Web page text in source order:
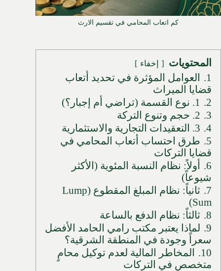
كم اتعاب المحامي في تقسيم الارث
المحتويات إخفاء
1.
العوامل المؤثرة في تحديد أتعاب
قضايا الميراث
2.
1. نوع القسمة (تراضي أم إجبار؟)
3.
2. حجم وتنوع التركة
4. 3. التعقيدات التجارية والاستثمارية
5.
طرق احتساب أتعاب المحامي في
قضايا التركات
6.
أولاً: نظام النسبة المئوية (الأكثر
شيوعاً)
7.
ثانياً: نظام المبلغ المقطوع (Lump
Sum)
8. ثالثاً: نظام الدفع بالساعة
9. لماذا يعتبر مكتب رامي الحامد الأفضل
سعراً وجودة في المنطقة الشرقية؟
10.
المخاطر المالية لعدم توكيل محامٍ
متخصص في التركات